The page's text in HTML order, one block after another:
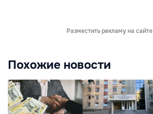
Разместить рекламу на сайте
Похожие новости